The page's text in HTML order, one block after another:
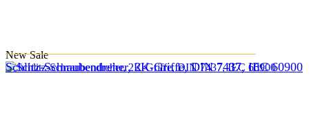
New Sale
Schlitz-Schraubendreher, 2K-Griffe, DIN 7437, IEC 60900